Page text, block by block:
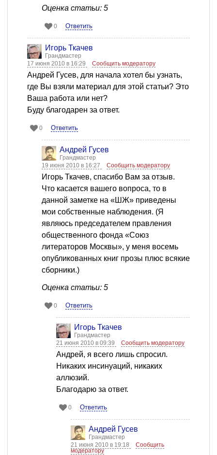
Оценка статьи: 5
0 Ответить
Игорь Ткачев
Грандмастер
17 июня 2010 в 16:29
Сообщить модератору
Андрей Гусев, для начала хотел бы узнать,
где Вы взяли материал для этой статьи? Это
Ваша работа или нет?
Буду благодарен за ответ.
0 Ответить
Андрей Гусев
Грандмастер
19 июня 2010 в 16:27
Сообщить модератору
Игорь Ткачев, спасибо Вам за отзыв.
Что касается вашего вопроса, то в
данной заметке на «ШЖ» приведены
мои собственные наблюдения. (Я
являюсь председателем правления
общественного фонда «Союз
литераторов Москвы», у меня восемь
опубликованных книг прозы плюс всякие
сборники.)
Оценка статьи: 5
0 Ответить
Игорь Ткачев
Грандмастер
21 июня 2010 в 09:39
Сообщить модератору
Андрей, я всего лишь спросил.
Никаких инсинуаций, никаких
аллюзий.
Благодарю за ответ.
0 Ответить
Андрей Гусев
Грандмастер
21 июня 2010 в 19:18
Сообщить
модератору